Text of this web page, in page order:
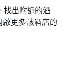
找出附近的酒
更多該酒店的